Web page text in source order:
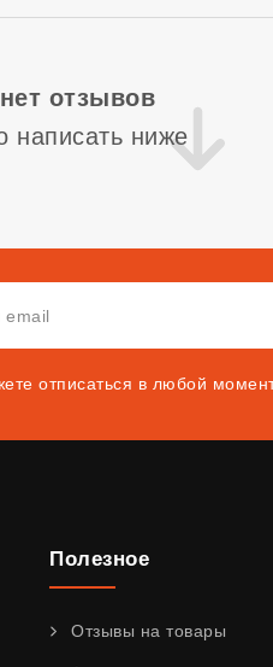
отзывов
написать ниже
отписаться в любой
Полезное
Отзывы на товары